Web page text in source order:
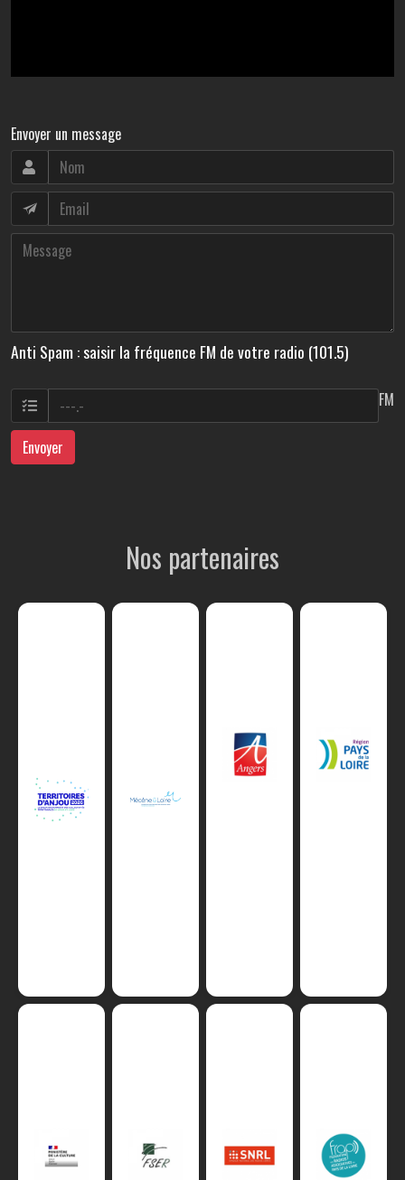
Envoyer un message
Anti Spam : saisir la fréquence FM de votre radio (101.5)
FM
Envoyer
Nos partenaires